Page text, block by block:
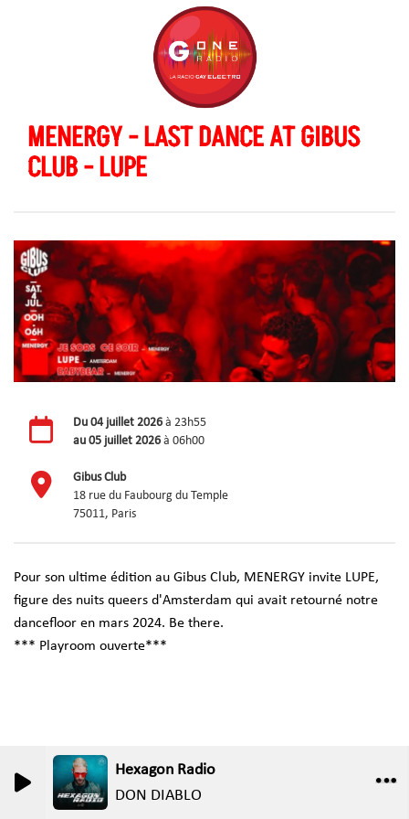
Hexagon Radio
DON DIABLO
MENERGY - LAST DANCE AT GIBUS
CLUB - LUPE
0
Du 04 juillet 2026 à 23h55
au 05 juillet 2026 à 06h00
Gibus Club
18 rue du Faubourg du Temple
75011, Paris
Pour son ultime édition au Gibus Club, MENERGY invite LUPE,
figure des nuits queers d'Amsterdam qui avait retourné notre
dancefloor en mars 2024. Be there.
*** Playroom ouverte***